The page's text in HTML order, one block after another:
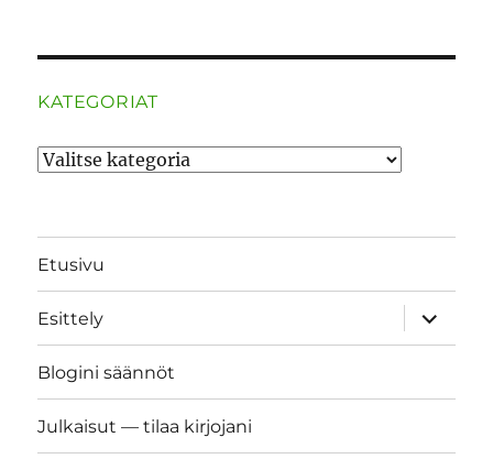
KATEGORIAT
Kategoriat
Etusivu
Esittely
näytä
Blogini säännöt
Julkaisut — tilaa kirjojani